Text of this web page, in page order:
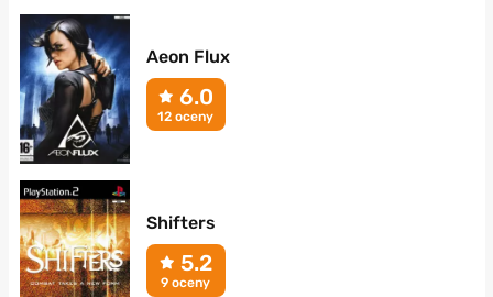
Aeon Flux
6.0
12 oceny
Shifters
5.2
9 oceny